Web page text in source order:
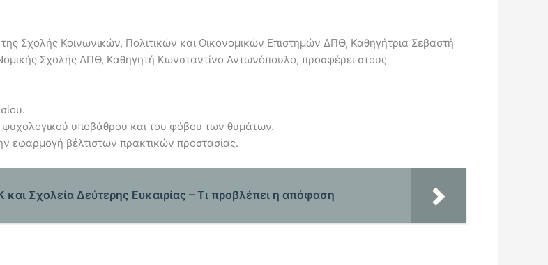
Σχολής Κοινωνικών, Πολιτικών και Οικονομικών Επιστημών ΔΠΘ, Καθηγήτρια Σεβαστή
Σχολής ΔΠΘ, Καθηγητή Κωνσταντίνο Αντωνόπουλο, προσφέρει στους
ψυχολογικού υποβάθρου και του φόβου των θυμάτων.
εφαρμογή βέλτιστων πρακτικών προστασίας.
Σχολεία Δεύτερης Ευκαιρίας – Τι προβλέπει η απόφαση